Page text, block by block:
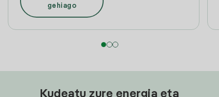
gehiago
Kudeatu zure energia eta